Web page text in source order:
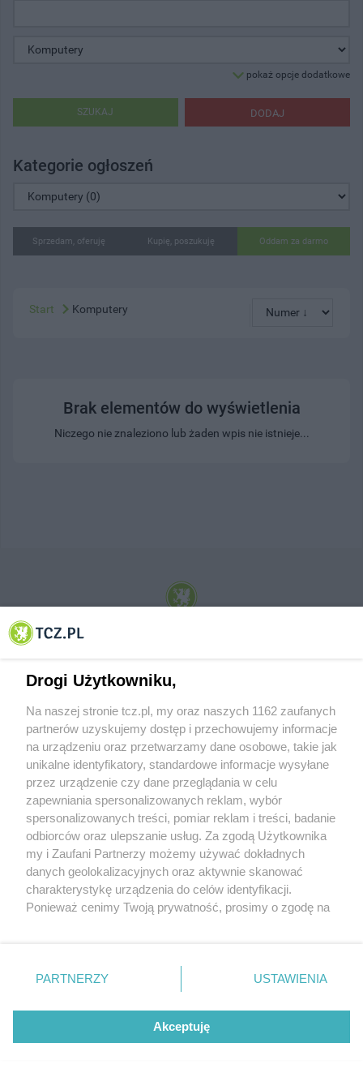
pokaż opcje dodatkowe
DODAJ
SZUKAJ
Kategorie ogłoszeń
Sprzedam, oferuję Kupię, poszukuję Oddam za darmo
Start Komputery
Brak elementów do wyświetlenia
Niczego nie znaleziono lub żaden wpis nie istnieje...
© 2001-2026 Tczew - TCZ.PL Sp. z o.o. Internetowy Serwis Informacyjny Miasta
O FIRMIE POLITYKA PRYWATNOŚCI HOSTING
REKLAMA WSPÓŁPRACA RSS FACEBOOK KONTAKT
Nasze serwisy
Aktualności
Tcz24
Historia miasta
Muzyka i kultura
Archiwum wydarzeń
Zdjęcia miasta
Drogi Użytkowniku,
Na naszej stronie tcz.pl, my oraz naszych 1162 zaufanych
partnerów uzyskujemy dostęp i przechowujemy informacje
na urządzeniu oraz przetwarzamy dane osobowe, takie jak
unikalne identyfikatory, standardowe informacje wysyłane
przez urządzenie czy dane przeglądania w celu
zapewniania spersonalizowanych reklam, wybór
spersonalizowanych treści, pomiar reklam i treści, badanie
odbiorców oraz ulepszanie usług. Za zgodą Użytkownika
my i Zaufani Partnerzy możemy używać dokładnych
danych geolokalizacyjnych oraz aktywnie skanować
charakterystykę urządzenia do celów identyfikacji.
Ponieważ cenimy Twoją prywatność, prosimy o zgodę na
znajdujący się w lewym dolnym rogu strony
. Niektóre
przetwarzaniu. Preferencje będą miały zastosowania tylko
PARTNERZY USTAWIENIA
Akceptuję